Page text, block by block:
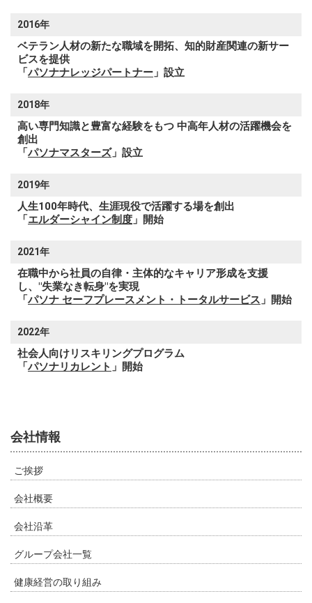
2016年
ベテラン人材の新たな職域を開拓、知的財産関連の新サー
ビスを提供
「パソナナレッジパートナー 」設立
2018年
高い専門知識と豊富な経験をもつ 中高年人材の活躍機会を
創出
「パソナマスターズ」設立
2019年
人生100年時代、生涯現役で活躍する場を創出
「エルダーシャイン制度 」開始
2021年
在職中から社員の自律・主体的なキャリア形成を支援
し、"失業なき転身"を実現
「パソナ セーフプレースメント・トータルサービス 」開始
2022年
社会人向けリスキリングプログラム
「パソナリカレント 」開始
会社情報
ご挨拶
会社概要
会社沿革
グループ会社一覧
健康経営の取り組み